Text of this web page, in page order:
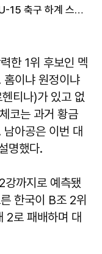
스포츠 메카 상주에서 '2026 상주시 U-15 축구 하계 스토브리그' 개최
한 1위 후보인 멕
홈이냐 원정이냐
티나)가 있고 없
코는 과거 황금
아공은 이번 대
명했다.
까지로 예측됐
한국이 B조 2위
2로 패배하며 대